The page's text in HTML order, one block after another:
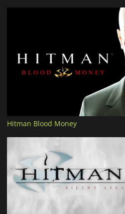
Hitman Blood Money